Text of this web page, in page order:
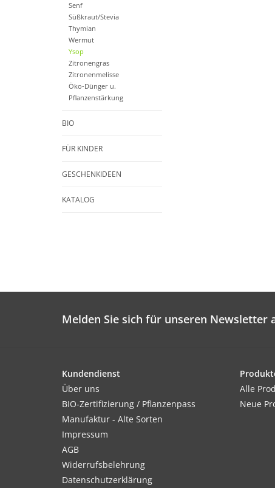
Senf
Süßkraut/Stevia
Thymian
Wermut
Ysop
Zitronengras
Zitronenmelisse
Öko-Dünger u.
Pflanzenstärkung
BIO
FÜR KINDER
GESCHENKIDEEN
KATALOG
Melden Sie sich für unseren Newsletter
Kundendienst
Über uns
BIO-Zertifizierung / Pflanzenpass
Manufaktur - Alte Sorten
Impressum
AGB
Widerrufsbelehrung
Datenschutzerklärung
Alle
Neue